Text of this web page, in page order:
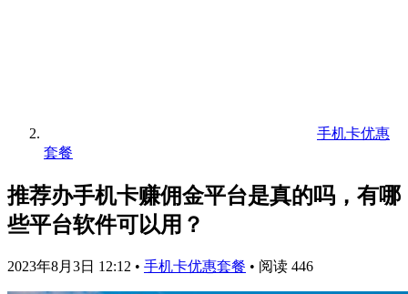
手机卡优惠
套餐
推荐办手机卡赚佣金平台是真的吗，有哪
些平台软件可以用？
2023年8月3日 12:12 • 手机卡优惠套餐 • 阅读 446